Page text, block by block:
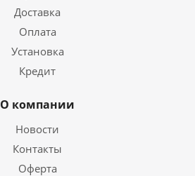
Доставка
Оплата
Установка
Кредит
О компании
Новости
Контакты
Оферта